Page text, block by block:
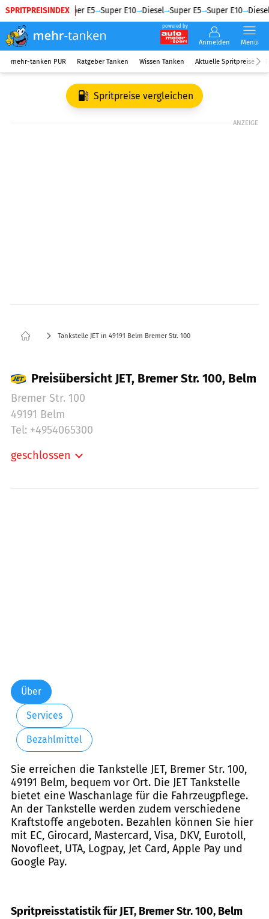
SPRITPREISINDEX
Diesel Super E5 Super E10 Diesel Super E5 Super E10 Diesel
powered by
Anmelden Menü
mehr-tanken PUR Ratgeber Tanken Wissen Tanken Aktuelle Spritpreise
Spritpreise vergleichen
ANZEIGE
Tankstelle JET in 49191 Belm Bremer Str. 100
Preisübersicht JET, Bremer Str. 100, Belm
Bremer Str. 100
49191 Belm
Tel: +4954065300
geschlossen
Über
Services
Bezahlmittel
Sie erreichen die Tankstelle JET, Bremer Str. 100,
49191 Belm, bequem vor Ort. Die JET Tankstelle
bietet eine Waschanlage für die Fahrzeugpflege.
An der Tankstelle werden zudem verschiedene
Kraftstoffe angeboten. Bezahlen können Sie hier
mit EC, Girocard, Mastercard, Visa, DKV, Eurotoll,
Novofleet, UTA, Logpay, Jet Card, Apple Pay und
Google Pay.
Spritpreisstatistik für JET, Bremer Str. 100, Belm